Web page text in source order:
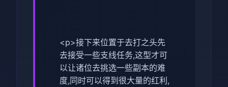
<p>接下来位置于去打之头先
去接受一些支线任务,这型才可
以让诸位去挑选一些副本的难
度,同时可以得到很大量的红利,